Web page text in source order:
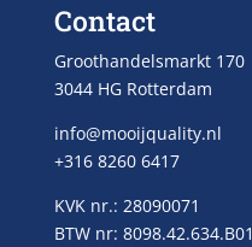
Contact
Groothandelsmarkt 170
3044 HG Rotterdam
info@mooijquality.nl
+316 8260 6417
KVK nr.: 28090071
BTW nr: 8098.42.634.B01